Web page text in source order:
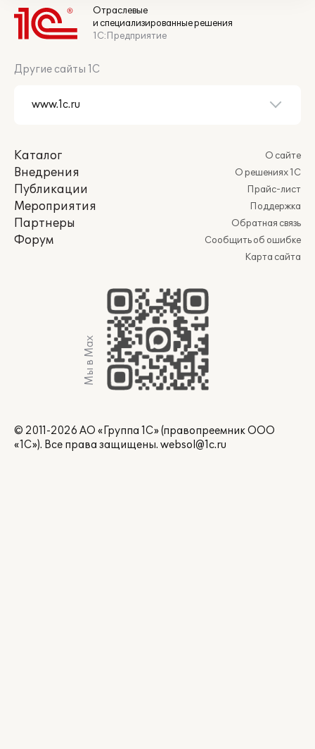
Отраслевые
и специализированные решения
1С:Предприятие
Другие сайты 1С
Каталог
Внедрения
Публикации
Мероприятия
Партнеры
Форум
О сайте
О решениях 1С
Прайс-лист
Поддержка
Обратная связь
Сообщить об ошибке
Карта сайта
Мы в Max
© 2011-2026 АО «Группа 1С» (правопреемник ООО
«1С»). Все права защищены. websol@1c.ru